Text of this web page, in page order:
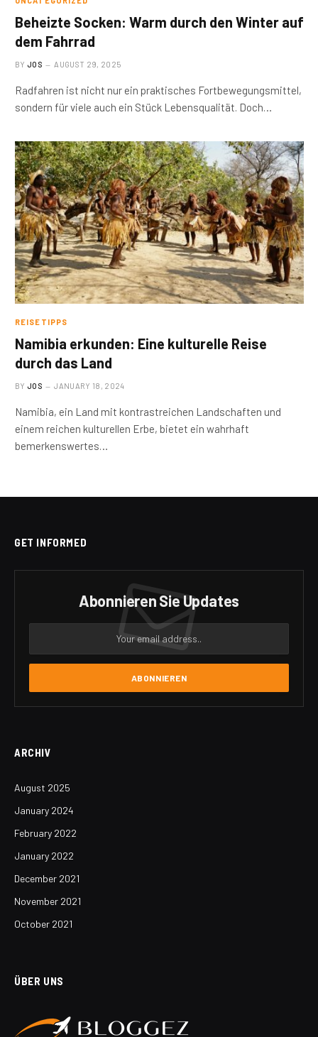
Beheizte Socken: Warm durch den Winter auf
dem Fahrrad
BY JOS AUGUST 29, 2025
Radfahren ist nicht nur ein praktisches Fortbewegungsmittel,
sondern für viele auch ein Stück Lebensqualität. Doch…
REISETIPPS
Namibia erkunden: Eine kulturelle Reise
durch das Land
BY JOS JANUARY 18, 2024
Namibia, ein Land mit kontrastreichen Landschaften und
einem reichen kulturellen Erbe, bietet ein wahrhaft
bemerkenswertes…
GET INFORMED
Abonnieren Sie Updates
ARCHIV
August 2025
January 2024
February 2022
January 2022
December 2021
November 2021
October 2021
ÜBER UNS